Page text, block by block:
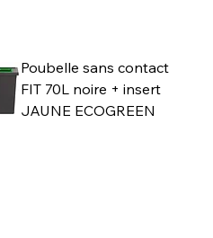
Poubelle sans contact
FIT 70L noire + insert
JAUNE ECOGREEN